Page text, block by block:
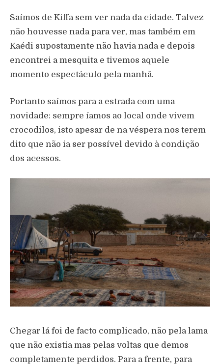
Saímos de Kiffa sem ver nada da cidade. Talvez
não houvesse nada para ver, mas também em
Kaédi supostamente não havia nada e depois
encontrei a mesquita e tivemos aquele
momento espectáculo pela manhã.
Portanto saímos para a estrada com uma
novidade: sempre íamos ao local onde vivem
crocodilos, isto apesar de na véspera nos terem
dito que não ia ser possível devido à condição
dos acessos.
Chegar lá foi de facto complicado, não pela lama
que não existia mas pelas voltas que demos
completamente perdidos. Para a frente, para